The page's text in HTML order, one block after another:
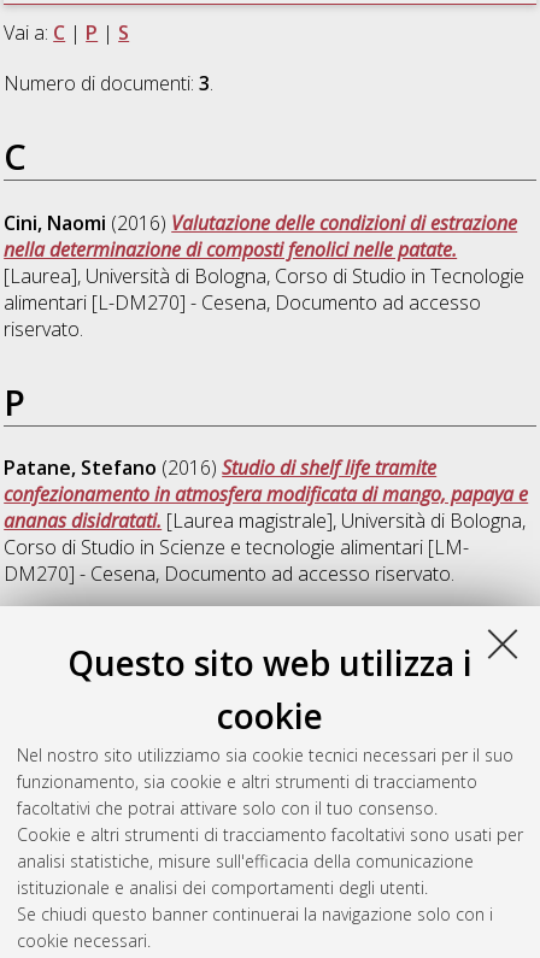
Questo sito web utilizza i
cookie
Nel nostro sito utilizziamo sia cookie tecnici necessari per il suo
funzionamento, sia cookie e altri strumenti di tracciamento
facoltativi che potrai attivare solo con il tuo consenso.
Cookie e altri strumenti di tracciamento facoltativi sono usati per
analisi statistiche, misure sull'efficacia della comunicazione
istituzionale e analisi dei comportamenti degli utenti.
Se chiudi questo banner continuerai la navigazione solo con i
cookie necessari.
Vai a: C | P | S
Numero di documenti:3.
C
Cini, Naomi (2016) Valutazione delle condizioni di estrazione
nella determinazione di composti fenolici nelle patate.
[Laurea], Università di Bologna, Corso di Studio inTecnologie
alimentari [L-DM270] - Cesena, Documento ad accesso
riservato.
P
Patane, Stefano (2016)Studio di shelf life tramite
confezionamento in atmosfera modificata di mango, papaya e
ananas disidratati. [Laurea magistrale], Università di Bologna,
Corso di Studio in Scienze e tecnologie alimentari [LM-
DM270] - Cesena, Documento ad accesso riservato.
Determinazione del contenuto in composti
antiossidante in differenti varietà di patata.[Laurea],
Università di Bologna, Corso di Studio in Tecnologie alimentari
[L-DM270] - Cesena , Documento ad accesso riservato.
Questa lista e' stata generata ilSat Aug 8 18:31:25 2026
CEST